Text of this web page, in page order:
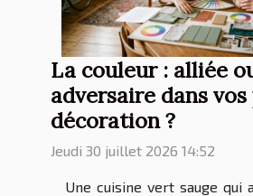
La couleur : alliée
adversaire dans
décoration ?
Jeudi 30 juillet 2026 14:52
Une cuisine vert sauge qui